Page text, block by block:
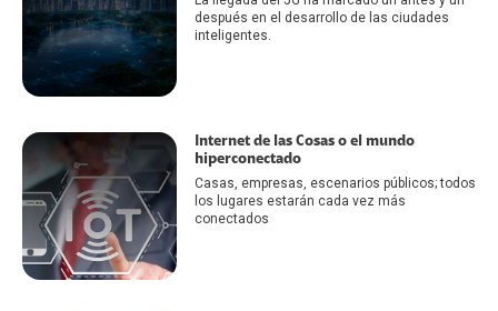
después en el desarrollo de las ciudades
inteligentes.
Internet de las Cosas o el mundo
hiperconectado
Casas, empresas, escenarios públicos; todos
los lugares estarán cada vez más
conectados